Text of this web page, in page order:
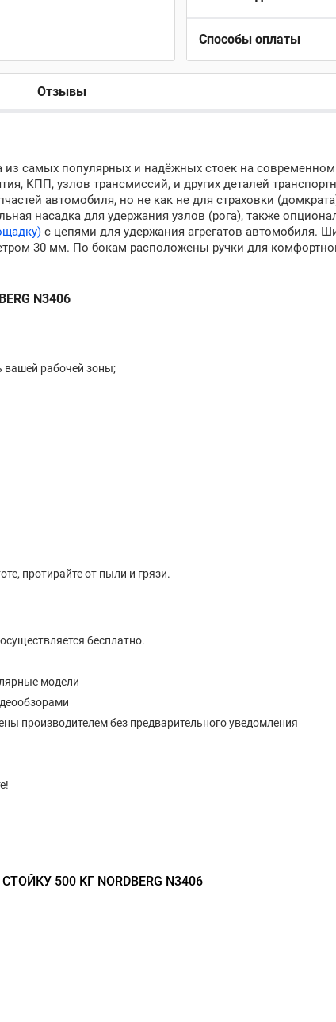
Способы оплаты
Отзывы
из самых популярных и надёжных стоек на
КПП, узлов трансмиссий, и других деталей
автомобиля, но не как не для страховки
насадка для удержания узлов (рога), также
с цепями для удержания агрегатов автомобиля.
30 мм. По бокам расположены ручки для
N3406
вашей рабочей зоны;
протирайте от пыли и грязи.
бесплатно.
модели
производителем без предварительного уведомления
500 КГ NORDBERG N3406